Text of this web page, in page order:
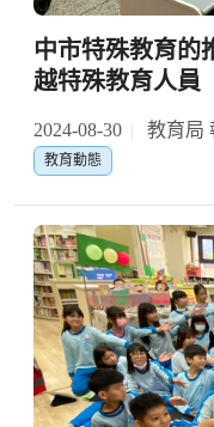
中市特殊教育的
越特殊教育人員
2024-08-30 教育局
教育動態